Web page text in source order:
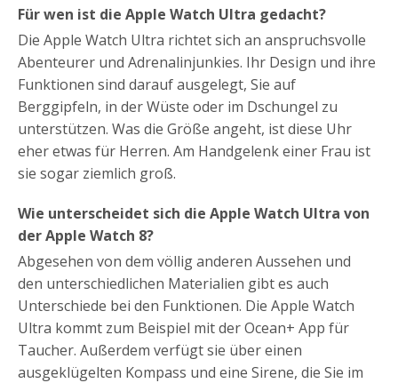
Für wen ist die Apple Watch Ultra gedacht?
Die Apple Watch Ultra richtet sich an anspruchsvolle
Abenteurer und Adrenalinjunkies. Ihr Design und ihre
Funktionen sind darauf ausgelegt, Sie auf
Berggipfeln, in der Wüste oder im Dschungel zu
unterstützen. Was die Größe angeht, ist diese Uhr
eher etwas für Herren. Am Handgelenk einer Frau ist
sie sogar ziemlich groß.
Wie unterscheidet sich die Apple Watch Ultra von
der Apple Watch 8?
Abgesehen von dem völlig anderen Aussehen und
den unterschiedlichen Materialien gibt es auch
Unterschiede bei den Funktionen. Die Apple Watch
Ultra kommt zum Beispiel mit der Ocean+ App für
Taucher. Außerdem verfügt sie über einen
ausgeklügelten Kompass und eine Sirene, die Sie im